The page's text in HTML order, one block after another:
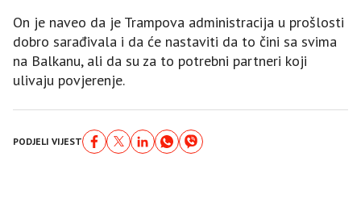
On je naveo da je Trampova administracija u prošlosti
dobro sarađivala i da će nastaviti da to čini sa svima
na Balkanu, ali da su za to potrebni partneri koji
ulivaju povjerenje.
PODJELI VIJEST